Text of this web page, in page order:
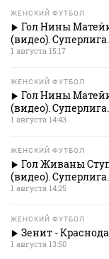
ЖЕНСКИЙ ФУТБОЛ
Гол Нины
(видео).
1 августа 15:17
ЖЕНСКИЙ ФУТБОЛ
Гол Нины
(видео).
1 августа 14:43
ЖЕНСКИЙ ФУТБОЛ
Гол Живаны
(видео).
1 августа 14:25
ЖЕНСКИЙ ФУТБОЛ
Зенит -
1 августа 13:50